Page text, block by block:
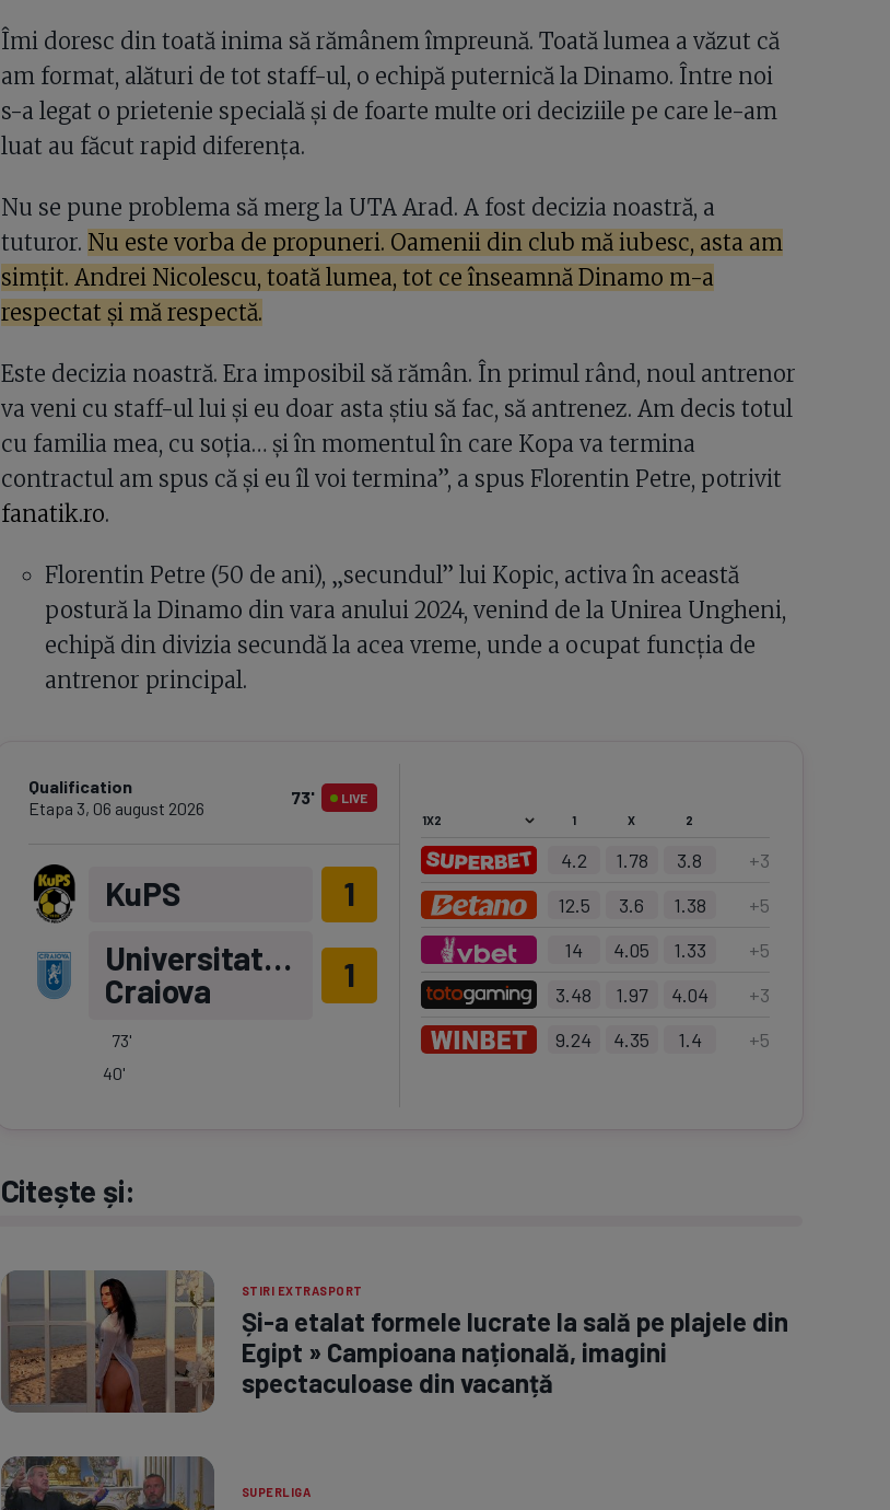
Îmi doresc din toată inima să rămânem împreună. Toată lumea a văzut că
am format, alături de tot staff-ul, o echipă puternică la Dinamo. Între noi
s-a legat o prietenie specială şi de foarte multe ori deciziile pe care le-am
luat au făcut rapid diferenţa.
Nu se pune problema să merg la UTA Arad. A fost decizia noastră, a
tuturor. Nu este vorba de propuneri. Oamenii din club mă iubesc, asta am
simţit. Andrei Nicolescu, toată lumea, tot ce înseamnă Dinamo m-a
respectat şi mă respectă.
Este decizia noastră. Era imposibil să rămân. În primul rând, noul antrenor
va veni cu staff-ul lui şi eu doar asta ştiu să fac, să antrenez. Am decis totul
cu familia mea, cu soţia… şi în momentul în care Kopa va termina
contractul am spus că şi eu îl voi termina”, a spus Florentin Petre, potrivit
fanatik.ro.
Florentin Petre (50 de ani), „secundul” lui Kopic, activa în această
postură la Dinamo din vara anului 2024, venind de la Unirea Ungheni,
echipă din divizia secundă la acea vreme, unde a ocupat funcția de
antrenor principal.
Qualification
Etapa 3, 06 august 2026
73' LIVE
73'
KuPS
1
Universitatea
Craiova
1
40'
1 X 2
4.2 1.78 3.8 +3
12.5
3.6 1.38 +5
14
4.05 1.33 +5
3.48
1.97 4.04 +3
9.24
4.35 1.4 +5
Citește și:
STIRI EXTRASPORT
Și-a etalat formele lucrate la sală pe plajele din
Egipt » Campioana națională, imagini
spectaculoase din vacanță
SUPERLIGA